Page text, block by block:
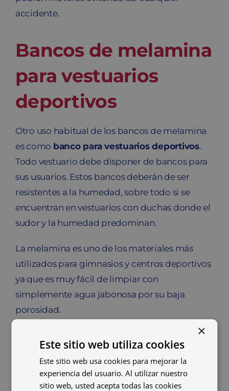
accidente.
Bancos de melamina
para vestuarios
deportivos
Otro uso habitual de los bancos de melamina
es como banco para vestuarios deportivos.
Todo vestuario debe disponer de bancos para
sus usuarios. Estos bancos deberán de ser
resistentes a la humedad, sobre todo si se
encuentran en vestuarios con duchas donde el
sudor y la humedad predominan.
La melamina es uno de los materiales más
utilizados para gimnasios y centros deportivos
ya que es muy fácil de limpiar con
simplemente agua jabonosa por su baja
porosidad.
Además, los bancos para vestuarios deportivos
tienen una bandeja en la parte inferior para
colocar los zapatos y mantener el espacio más
ordenado.
×
Este sitio web utiliza cookies
Este sitio web usa cookies para mejorar la
experiencia del usuario. Al utilizar nuestro
sitio web, usted acepta todas las cookies